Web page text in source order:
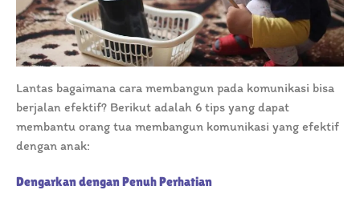
Lantas bagaimana cara membangun pada komunikasi bisa
berjalan efektif? Berikut adalah 6 tips yang dapat
membantu orang tua membangun komunikasi yang efektif
dengan anak:
Dengarkan dengan Penuh Perhatian